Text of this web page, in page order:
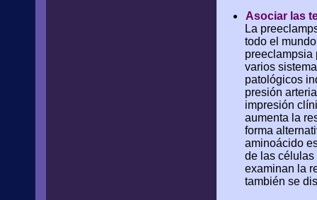
Asociar las
La
todo el
preeclampsia
varios
patológicos
presión
impresión
aumenta la
forma
aminoácido
de las
examinan la
también se